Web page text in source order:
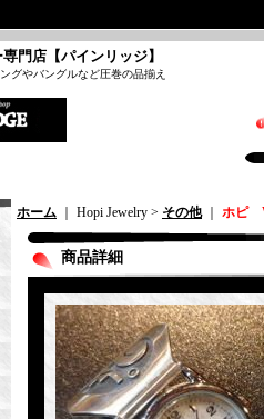
門店【パインリッジ】
グやバングルなど圧巻の品揃え
ホーム ｜ Hopi Jewelry > その他｜ ホピ
商品詳細